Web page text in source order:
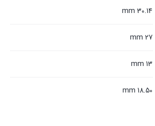
30.14 mm
27 mm
13 mm
18.50 mm